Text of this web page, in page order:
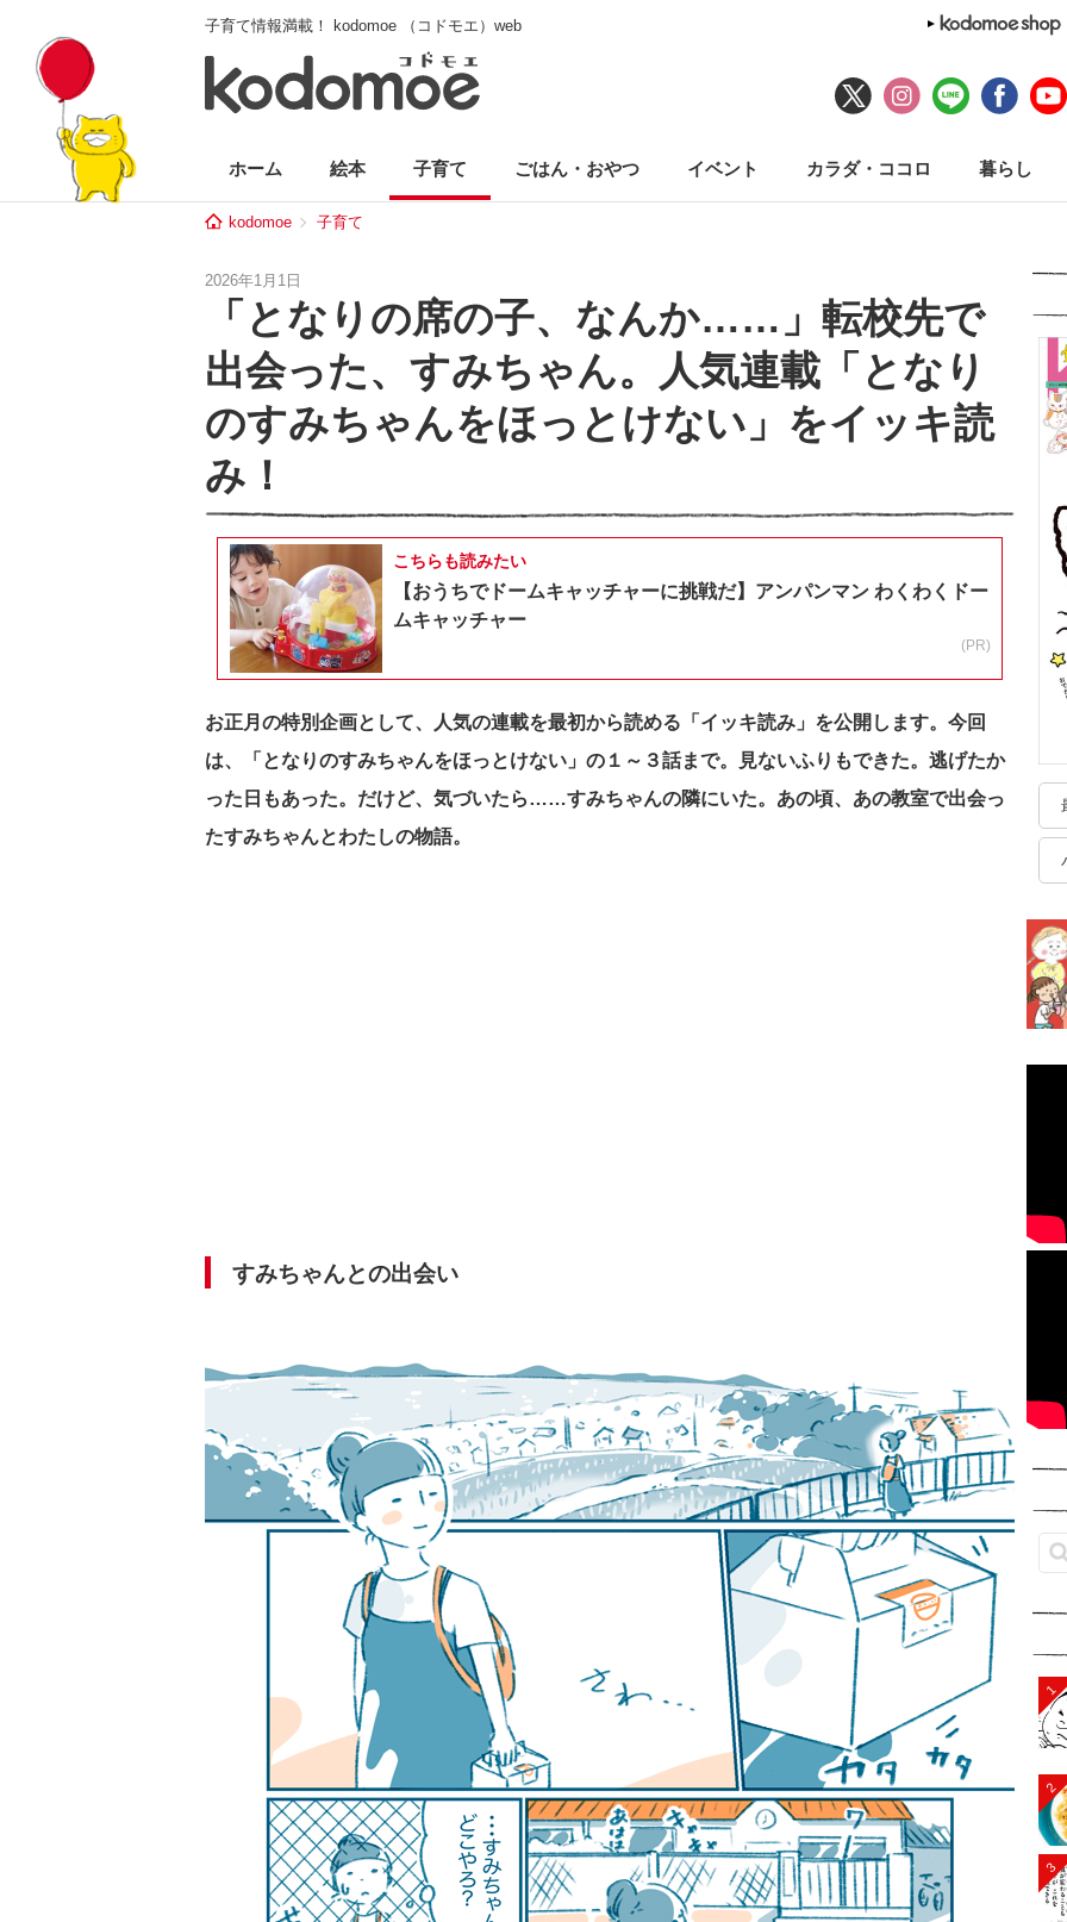
子育て情報満載！ kodomoe （コドモエ）web
ホーム 絵本 子育て ごはん・おやつ イベント カラダ・ココロ 暮らし
kodomoe 子育て
2026年1月1日
「となりの席の子、なんか……」転校先で
出会った、すみちゃん。人気連載「となり
のすみちゃんをほっとけない」をイッキ読
み！
こちらも読みたい
【おうちでドームキャッチャーに挑戦だ】アンパンマン わくわくドー
ムキャッチャー
(PR)
お正月の特別企画として、人気の連載を最初から読める「イッキ読み」を公開します。今回
は、「となりのすみちゃんをほっとけない」の１～３話まで。見ないふりもできた。逃げたか
った日もあった。だけど、気づいたら……すみちゃんの隣にいた。あの頃、あの教室で出会っ
たすみちゃんとわたしの物語。
すみちゃんとの出会い
1
2
3